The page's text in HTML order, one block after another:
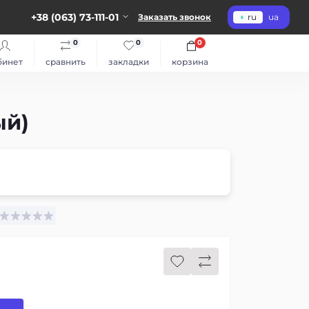
+38 (063) 73-111-01 Заказать звонок ru ua
сравнить
0
закладки
0
корзина
0